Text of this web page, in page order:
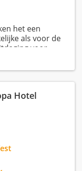
het een
als voor de
voor
is
verbeteren
de gasten
komen.
ons bedrijf een
waaruit rust,
verblijven,
Hotel